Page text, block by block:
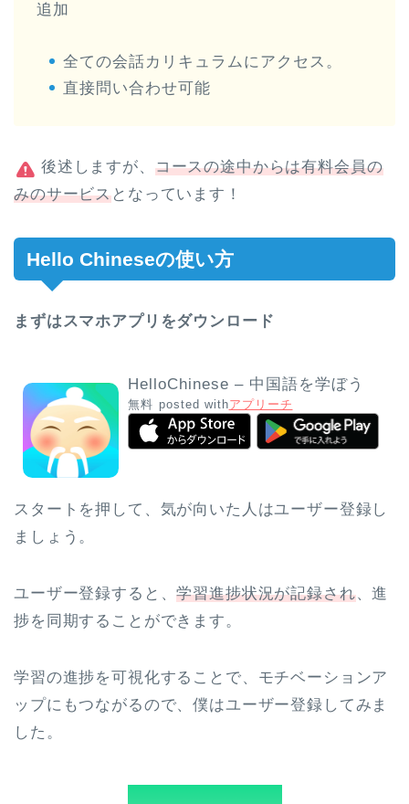
追加
全ての会話カリキュラムにアクセス。
直接問い合わせ可能
後述しますが、 コースの途中からは有料会員の
みのサービスとなっています！
Hello Chineseの使い方
まずはスマホアプリをダウンロード
HelloChinese – 中国語を学ぼう
無料 posted withアプリーチ
スタートを押して、気が向いた人はユーザー登録し
ましょう。
ユーザー登録すると、学習進捗状況が記録され、進
捗を同期することができます。
学習の進捗を可視化することで、モチベーションア
ップにもつながるので、僕はユーザー登録してみま
した。